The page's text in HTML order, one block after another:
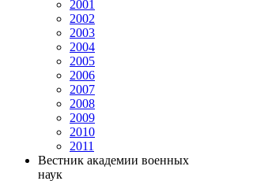
2001
2002
2003
2004
2005
2006
2007
2008
2009
2010
2011
Вестник академии военных
наук